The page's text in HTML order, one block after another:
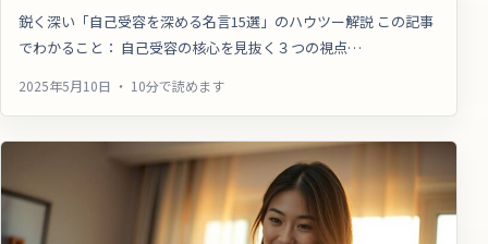
鋭く深い「自己受容を深める名言15選」のハウツー解説 この記事
でわかること： 自己受容の核心を見抜く３つの視点…
2025年5月10日 ・ 10分で読めます